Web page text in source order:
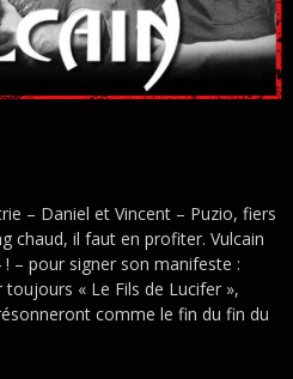
– Daniel et Vincent – Puzio, fiers
chaud, il faut en profiter. Vulcain
– pour signer son manifeste :
toujours « Le Fils de Lucifer »,
comme le fin du fin du